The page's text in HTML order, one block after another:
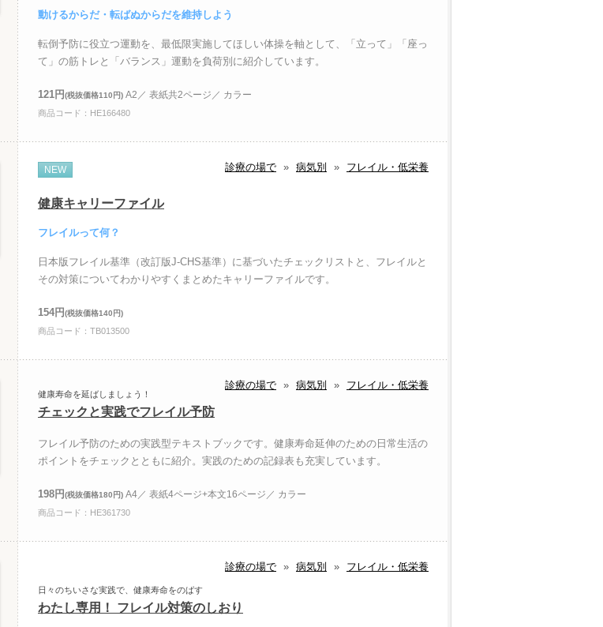
動けるからだ・転ばぬからだを維持しよう
転倒予防に役立つ運動を、最低限実施してほしい体操を軸として、「立って」「座っ
て」の筋トレと「バランス」運動を負荷別に紹介しています。
121円(税抜価格110円) A2／ 表紙共2ページ／ カラー
商品コード：HE166480
診療の場で » 病気別 » フレイル・低栄養
NEW
健康キャリーファイル
フレイルって何？
日本版フレイル基準（改訂版J-CHS基準）に基づいたチェックリストと、フレイルと
その対策についてわかりやすくまとめたキャリーファイルです。
154円(税抜価格140円)
商品コード：TB013500
診療の場で » 病気別 » フレイル・低栄養
健康寿命を延ばしましょう！
チェックと実践でフレイル予防
フレイル予防のための実践型テキストブックです。健康寿命延伸のための日常生活の
ポイントをチェックとともに紹介。実践のための記録表も充実しています。
198円(税抜価格180円) A4／ 表紙4ページ+本文16ページ／ カラー
商品コード：HE361730
診療の場で » 病気別 » フレイル・低栄養
日々のちいさな実践で、健康寿命をのばす
わたし専用！ フレイル対策のしおり